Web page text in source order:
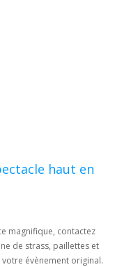
haut en
magnifique, contactez
de strass, paillettes et
évènement original.